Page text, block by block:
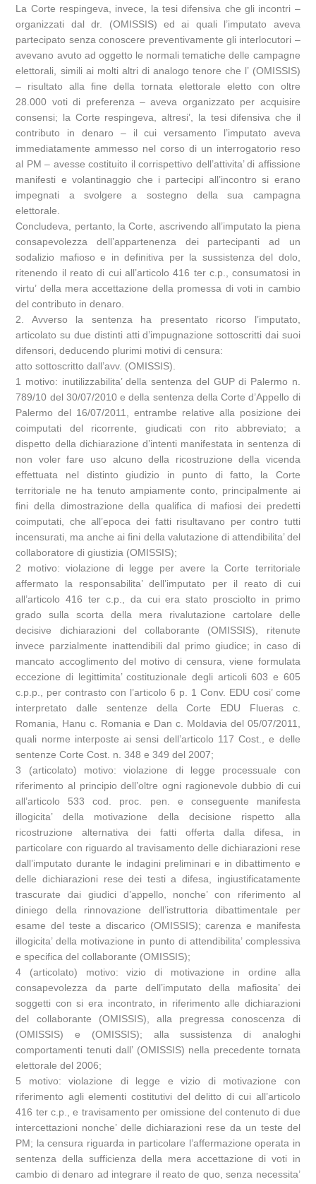
La Corte respingeva, invece, la tesi difensiva che gli incontri –
organizzati dal dr. (OMISSIS) ed ai quali l’imputato aveva
partecipato senza conoscere preventivamente gli interlocutori –
avevano avuto ad oggetto le normali tematiche delle campagne
elettorali, simili ai molti altri di analogo tenore che l’ (OMISSIS)
– risultato alla fine della tornata elettorale eletto con oltre
28.000 voti di preferenza – aveva organizzato per acquisire
consensi; la Corte respingeva, altresi’, la tesi difensiva che il
contributo in denaro – il cui versamento l’imputato aveva
immediatamente ammesso nel corso di un interrogatorio reso
al PM – avesse costituito il corrispettivo dell’attivita’ di affissione
manifesti e volantinaggio che i partecipi all’incontro si erano
impegnati a svolgere a sostegno della sua campagna
elettorale.
Concludeva, pertanto, la Corte, ascrivendo all’imputato la piena
consapevolezza dell’appartenenza dei partecipanti ad un
sodalizio mafioso e in definitiva per la sussistenza del dolo,
ritenendo il reato di cui all’articolo 416 ter c.p., consumatosi in
virtu’ della mera accettazione della promessa di voti in cambio
del contributo in denaro.
2. Avverso la sentenza ha presentato ricorso l’imputato,
articolato su due distinti atti d’impugnazione sottoscritti dai suoi
difensori, deducendo plurimi motivi di censura:
atto sottoscritto dall’avv. (OMISSIS).
1 motivo: inutilizzabilita’ della sentenza del GUP di Palermo n.
789/10 del 30/07/2010 e della sentenza della Corte d’Appello di
Palermo del 16/07/2011, entrambe relative alla posizione dei
coimputati del ricorrente, giudicati con rito abbreviato; a
dispetto della dichiarazione d’intenti manifestata in sentenza di
non voler fare uso alcuno della ricostruzione della vicenda
effettuata nel distinto giudizio in punto di fatto, la Corte
territoriale ne ha tenuto ampiamente conto, principalmente ai
fini della dimostrazione della qualifica di mafiosi dei predetti
coimputati, che all’epoca dei fatti risultavano per contro tutti
incensurati, ma anche ai fini della valutazione di attendibilita’ del
collaboratore di giustizia (OMISSIS);
2 motivo: violazione di legge per avere la Corte territoriale
affermato la responsabilita’ dell’imputato per il reato di cui
all’articolo 416 ter c.p., da cui era stato prosciolto in primo
grado sulla scorta della mera rivalutazione cartolare delle
decisive dichiarazioni del collaborante (OMISSIS), ritenute
invece parzialmente inattendibili dal primo giudice; in caso di
mancato accoglimento del motivo di censura, viene formulata
eccezione di legittimita’ costituzionale degli articoli 603 e 605
c.p.p., per contrasto con l’articolo 6 p. 1 Conv. EDU cosi’ come
interpretato dalle sentenze della Corte EDU Flueras c.
Romania, Hanu c. Romania e Dan c. Moldavia del 05/07/2011,
quali norme interposte ai sensi dell’articolo 117 Cost., e delle
sentenze Corte Cost. n. 348 e 349 del 2007;
3 (articolato) motivo: violazione di legge processuale con
riferimento al principio dell’oltre ogni ragionevole dubbio di cui
all’articolo 533 cod. proc. pen. e conseguente manifesta
illogicita’ della motivazione della decisione rispetto alla
ricostruzione alternativa dei fatti offerta dalla difesa, in
particolare con riguardo al travisamento delle dichiarazioni rese
dall’imputato durante le indagini preliminari e in dibattimento e
delle dichiarazioni rese dei testi a difesa, ingiustificatamente
trascurate dai giudici d’appello, nonche’ con riferimento al
diniego della rinnovazione dell’istruttoria dibattimentale per
esame del teste a discarico (OMISSIS); carenza e manifesta
illogicita’ della motivazione in punto di attendibilita’ complessiva
e specifica del collaborante (OMISSIS);
4 (articolato) motivo: vizio di motivazione in ordine alla
consapevolezza da parte dell’imputato della mafiosita’ dei
soggetti con si era incontrato, in riferimento alle dichiarazioni
del collaborante (OMISSIS), alla pregressa conoscenza di
(OMISSIS) e (OMISSIS); alla sussistenza di analoghi
comportamenti tenuti dall’ (OMISSIS) nella precedente tornata
elettorale del 2006;
5 motivo: violazione di legge e vizio di motivazione con
riferimento agli elementi costitutivi del delitto di cui all’articolo
416 ter c.p., e travisamento per omissione del contenuto di due
intercettazioni nonche’ delle dichiarazioni rese da un teste del
PM; la censura riguarda in particolare l’affermazione operata in
sentenza della sufficienza della mera accettazione di voti in
cambio di denaro ad integrare il reato de quo, senza necessita’